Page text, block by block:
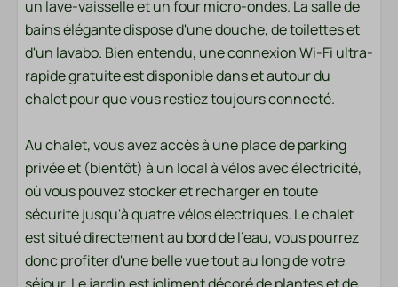
Evier: 1
Localisation
Au bord de l'eau
Chauffage et refroidissement
Climatisation
Chauffage central
un lave-vaisselle et un four micro-ondes. La salle de
bains élégante dispose d'une douche, de toilettes et
d'un lavabo. Bien entendu, une connexion Wi-Fi ultra-
rapide gratuite est disponible dans et autour du
chalet pour que vous restiez toujours connecté.
Au chalet, vous avez accès à une place de parking
privée et (bientôt) à un local à vélos avec électricité,
où vous pouvez stocker et recharger en toute
sécurité jusqu'à quatre vélos électriques. Le chalet
est situé directement au bord de l'eau, vous pourrez
donc profiter d'une belle vue tout au long de votre